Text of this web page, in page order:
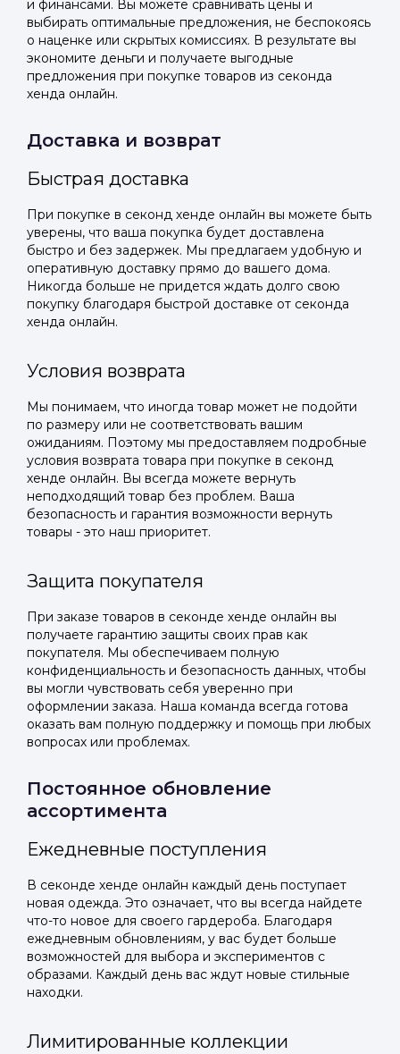
и финансами. Вы можете сравнивать цены и
выбирать оптимальные предложения, не беспокоясь
о наценке или скрытых комиссиях. В результате вы
экономите деньги и получаете выгодные
предложения при покупке товаров из секонда
хенда онлайн.
Доставка и возврат
Быстрая доставка
При покупке в секонд хенде онлайн вы можете быть
уверены, что ваша покупка будет доставлена
быстро и без задержек. Мы предлагаем удобную и
оперативную доставку прямо до вашего дома.
Никогда больше не придется ждать долго свою
покупку благодаря быстрой доставке от секонда
хенда онлайн.
Условия возврата
Мы понимаем, что иногда товар может не подойти
по размеру или не соответствовать вашим
ожиданиям. Поэтому мы предоставляем подробные
условия возврата товара при покупке в секонд
хенде онлайн. Вы всегда можете вернуть
неподходящий товар без проблем. Ваша
безопасность и гарантия возможности вернуть
товары - это наш приоритет.
Защита покупателя
При заказе товаров в секонде хенде онлайн вы
получаете гарантию защиты своих прав как
покупателя. Мы обеспечиваем полную
конфиденциальность и безопасность данных, чтобы
вы могли чувствовать себя уверенно при
оформлении заказа. Наша команда всегда готова
оказать вам полную поддержку и помощь при любых
вопросах или проблемах.
Постоянное обновление
ассортимента
Ежедневные поступления
В секонде хенде онлайн каждый день поступает
новая одежда. Это означает, что вы всегда найдете
что-то новое для своего гардероба. Благодаря
ежедневным обновлениям, у вас будет больше
возможностей для выбора и экспериментов с
образами. Каждый день вас ждут новые стильные
находки.
Лимитированные коллекции